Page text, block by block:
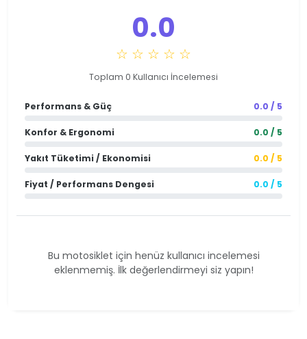
0.0
☆ ☆ ☆ ☆ ☆
Toplam 0 Kullanıcı İncelemesi
Performans & Güç 0.0 / 5
Konfor & Ergonomi 0.0 / 5
Yakıt Tüketimi / Ekonomisi 0.0 / 5
Fiyat / Performans Dengesi 0.0 / 5
Bu motosiklet için henüz kullanıcı incelemesi
eklenmemiş. İlk değerlendirmeyi siz yapın!